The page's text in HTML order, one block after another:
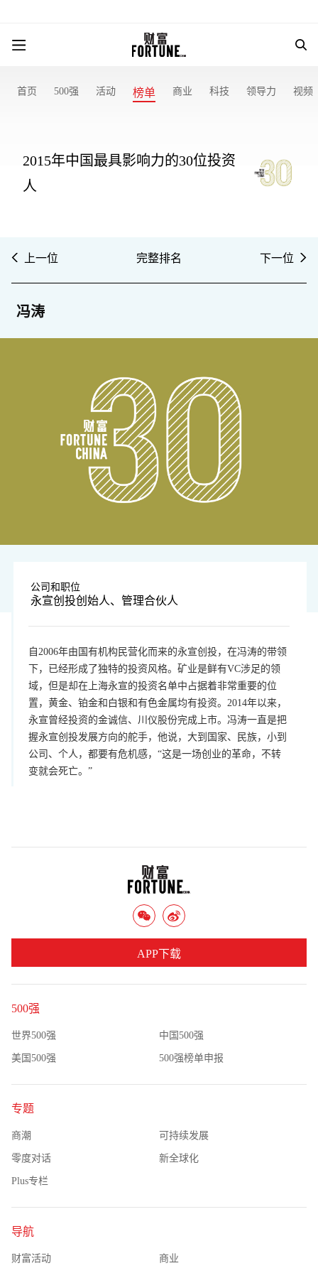
首页 500强 活动 榜单 商业 科技 领导力 视频
2015年中国最具影响力的30位投资
人
上一位 完整排名 下一位
冯涛
公司和职位
永宣创投创始人、管理合伙人
自2006年由国有机构民营化而来的永宣创投，在冯涛的带领
下，已经形成了独特的投资风格。矿业是鲜有VC涉足的领
域，但是却在上海永宣的投资名单中占据着非常重要的位
置，黄金、铂金和白银和有色金属均有投资。2014年以来，
永宣曾经投资的金诚信、川仪股份完成上市。冯涛一直是把
握永宣创投发展方向的舵手，他说，大到国家、民族，小到
公司、个人，都要有危机感，“这是一场创业的革命，不转
变就会死亡。”
500强
世界500强 中国500强
美国500强 500强榜单申报
专题
商潮 可持续发展
零度对话 新全球化
Plus专栏
导航
财富活动 商业
APP下载